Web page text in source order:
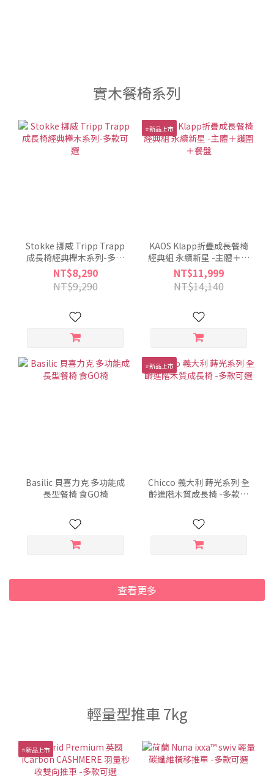
實木餐椅系列
Stokke 挪威 Tripp Trapp
成長椅經典櫸木系列-多款
可選
NT$8,290
NT$9,290
⭐新品上市
KAOS Klapp折疊成長餐椅
經典組 永續新星 -主體＋護
圍＋餐盤
NT$11,999
NT$14,140
Basilic 貝喜力克 多功能成
長型餐椅 食GO椅
⭐新品上市
Chicco 義大利 蒔光系列 全
齡進階木質成長椅 -多款可
查看更多
輕量型推車 7kg
⭐新品上市